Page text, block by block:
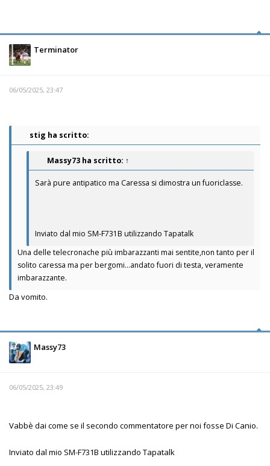
Terminator
06/05/2025, 23:47
stig ha scritto:
Massy73 ha scritto: ↑
Sarà pure antipatico ma Caressa si dimostra un fuoriclasse.
Inviato dal mio SM-F731B utilizzando Tapatalk
Una delle telecronache più imbarazzanti mai sentite,non tanto per il
solito caressa ma per bergomi...andato fuori di testa, veramente
imbarazzante.
Da vomito.
Massy73
06/05/2025, 23:49
Vabbè dai come se il secondo commentatore per noi fosse Di Canio.
Inviato dal mio SM-F731B utilizzando Tapatalk